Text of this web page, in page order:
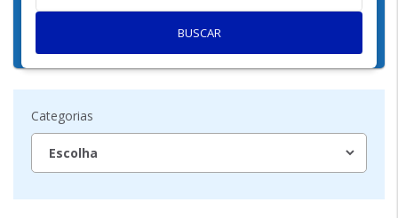
BUSCAR
Categorias